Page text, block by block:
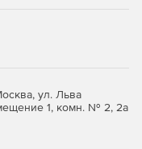
ул. Льва
1, комн. № 2, 2а